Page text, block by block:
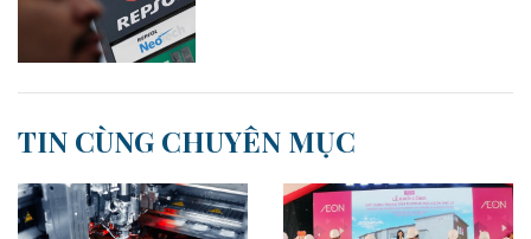
TIN CÙNG CHUYÊN MỤC